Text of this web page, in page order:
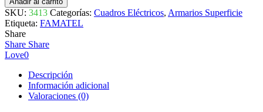
SUPERFICIE
1-
4
ELEMENTOS
+6-
12
AUTOMATICO
3413
FAMATEL
cantidad
SKU: 3413 Categorías: Cuadros Eléctricos, Armarios Superficie
Etiqueta: FAMATEL
Share
Share Share
Love0
Descripción
Información adicional
Valoraciones (0)